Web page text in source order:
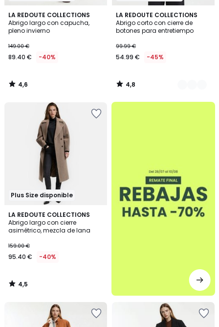
LA REDOUTE COLLECTIONS
Abrigo largo con capucha,
pleno invierno
149.00 €
89.40 € -40%
4,6
/ 5
4,6
/
LA REDOUTE COLLECTIONS
Abrigo corto con cierre de
botones para entretiempo
99.99 €
54.99 € -45%
4,8
/ 5
2
Colores
4,8
/
Plus Size disponible
LA REDOUTE COLLECTIONS
Abrigo largo con cierre
asimétrico, mezcla de lana
159.00 €
95.40 € -40%
4,5
/ 5
4,5
/
.